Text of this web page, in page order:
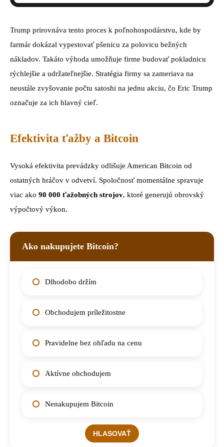
Trump prirovnáva tento proces k poľnohospodárstvu, kde by
farmár dokázal vypestovať pšenicu za polovicu bežných
nákladov. Takáto výhoda umožňuje firme budovať pokladnicu
rýchlejšie a udržateľnejšie. Stratégia firmy sa zameriava na
neustále zvyšovanie počtu satoshi na jednu akciu, čo Eric Trump
označuje za ich hlavný cieľ.
Efektivita ťažby a Bitcoin
Vysoká efektivita prevádzky odlišuje American Bitcoin od
ostatných hráčov v odvetví. Spoločnosť momentálne spravuje
viac ako 90 000 ťažobných strojov, ktoré generujú obrovský
výpočtový výkon.
Ako nakupujete Bitcoin?
Dlhodobo držím
Obchodujem príležitostne
Pravidelne bez ohľadu na cenu
Aktívne obchodujem
Nenakupujem Bitcoin